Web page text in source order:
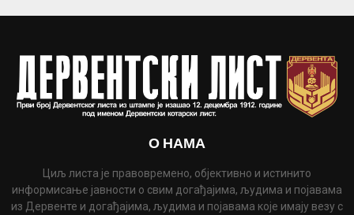
О НАМА
Циљ листа је правовремено, објективно и истинито
информисање јавности о свим догађајима, људима и појавама
из Дервенте и догађајима, људима и појавама које имају везу с